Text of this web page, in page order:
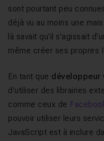
sont pourtant peu
déjà vu au moins une
là savait qu'il s'agissait
même créer ses propres
En tant que développeur
d'utiliser des librairies
comme ceux de
pouvoir utiliser leurs
JavaScript est à inclure